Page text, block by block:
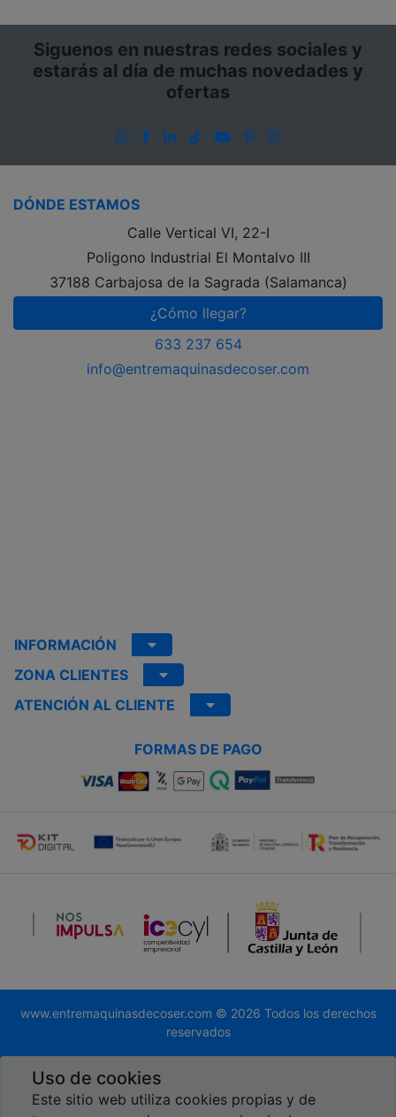
Siguenos en nuestras redes sociales y
estarás al día de muchas novedades y
ofertas
WhatsApp
Facebook
LinkedIn
TikTokYouTube
PinterestInstagram
DÓNDE ESTAMOS
Calle Vertical VI, 22-I
Poligono Industrial El Montalvo III
37188 Carbajosa de la Sagrada (Salamanca)
¿Cómo llegar?
633 237 654
info@entremaquinasdecoser.com
INFORMACIÓN
ZONA CLIENTES
ATENCIÓN AL CLIENTE
FORMAS DE PAGO
www.entremaquinasdecoser.com © 2026 Todos los derechos
reservados
Uso de cookies
Este sitio web utiliza cookies propias y de